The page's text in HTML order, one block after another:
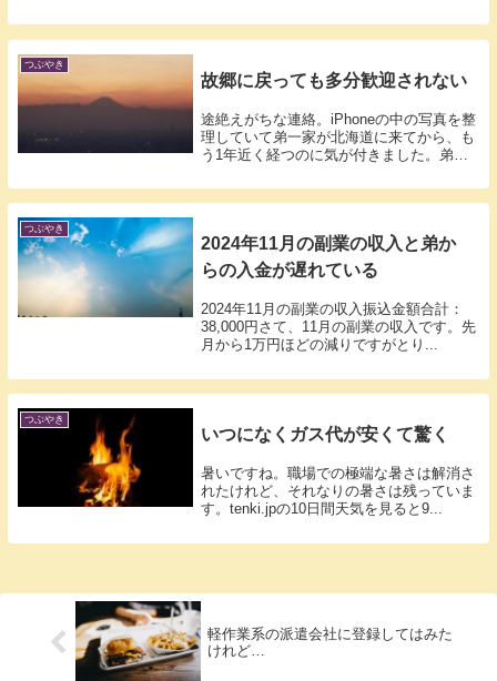
つぶやき
故郷に戻っても多分歓迎されない
途絶えがちな連絡。iPhoneの中の写真を整
理していて弟一家が北海道に来てから、も
う1年近く経つのに気が付きました。弟
つぶやき
2024年11月の副業の収入と弟か
らの入金が遅れている
2024年11月の副業の収入振込金額合計：
38,000円さて、11月の副業の収入です。先
月から1万円ほどの減りですがとり...
つぶやき
いつになくガス代が安くて驚く
暑いですね。職場での極端な暑さは解消さ
れたけれど、それなりの暑さは残っていま
す。tenki.jpの10日間天気を見ると9...
軽作業系の派遣会社に登録してはみた
けれど…